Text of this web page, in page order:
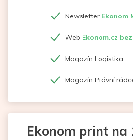
Newsletter Ekonom
Web Ekonom.cz
Magazín Logistika
Magazín Právní
Ekonom print na